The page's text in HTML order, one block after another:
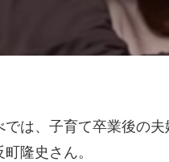
は、子育て卒業後の夫
隆史さん。